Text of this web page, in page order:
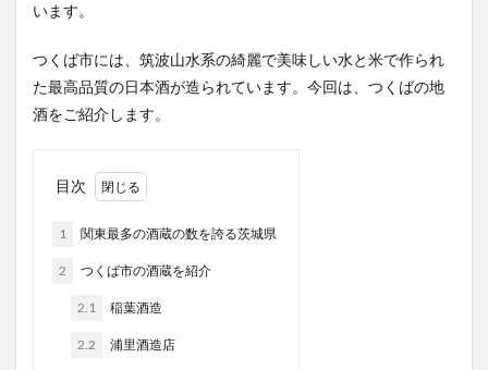
います。
つくば市には、筑波山水系の綺麗で美味しい水と米で作られ
た最高品質の日本酒が造られています。今回は、つくばの地
酒をご紹介します。
目次
1 関東最多の酒蔵の数を誇る茨城県
2 つくば市の酒蔵を紹介
2.1 稲葉酒造
2.2 浦里酒造店